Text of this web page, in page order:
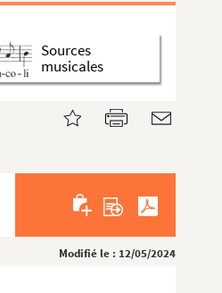
Sources
musicales
Modifié le : 12/05/2024